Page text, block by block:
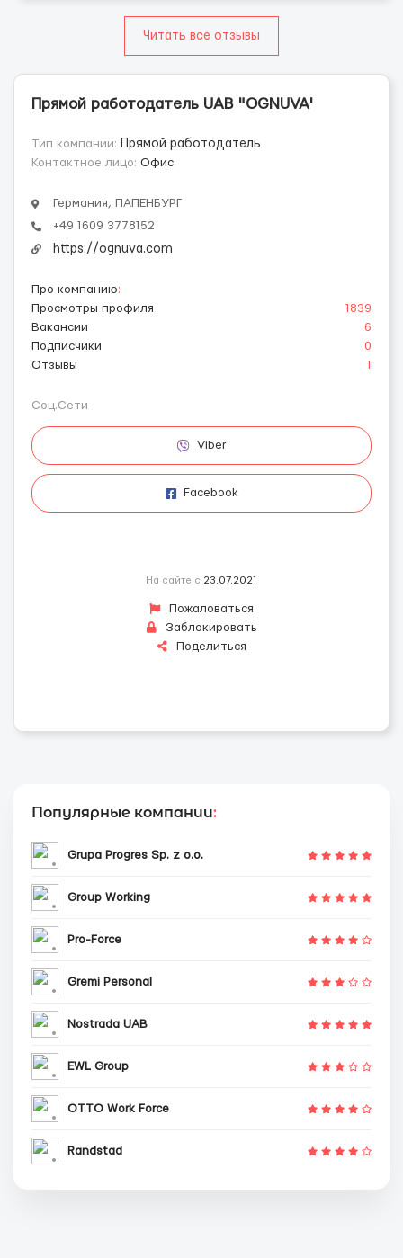
Читать все отзывы
Прямой работодатель UAB "OGNUVA'
Тип компании:
Прямой работодатель
Контактное лицо: Офис
Германия, ПАПЕНБУРГ
+49 1609 3778152
https://ognuva.com
Про компанию:
Просмотры профиля
1839
Вакансии
6
Подписчики
0
Отзывы
1
Соц.Сети
Viber
Facebook
На сайте с 23.07.2021
Пожаловаться
Заблокировать
Поделиться
Популярные компании:
Grupa Progres Sp. z o.o.
Group Working
Pro-Force
Gremi Personal
Nostrada UAB
EWL Group
OTTO Work Force
Randstad